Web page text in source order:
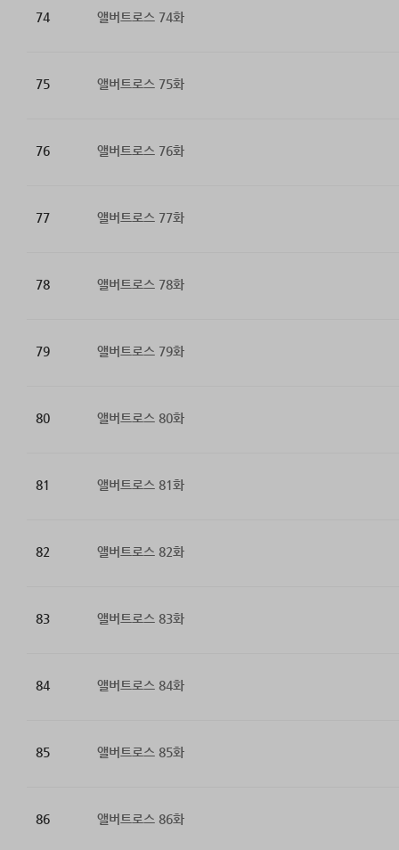
74 앨버트로스 74화
75 앨버트로스 75화
76 앨버트로스 76화
77 앨버트로스 77화
78 앨버트로스 78화
79 앨버트로스 79화
80 앨버트로스 80화
81 앨버트로스 81화
82 앨버트로스 82화
83 앨버트로스 83화
84 앨버트로스 84화
85 앨버트로스 85화
86 앨버트로스 86화